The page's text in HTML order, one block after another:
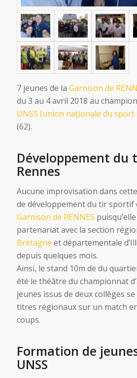
7 jeunes de la Garnison de
du 3 au 4 avril 2018 au
UNSS (union nationale du sport
(62).
Développement du
Rennes
Aucune improvisation dans
de développement du tir sportif
Garnison de RENNES
partenariat avec la section
Bretagne et départementale
depuis quelques mois.
Ainsi, le stand 10m de du
été le théâtre du championnat
jeunes issus de deux collèges
titres régionaux sur un match
coups.
Formation de
UNSS